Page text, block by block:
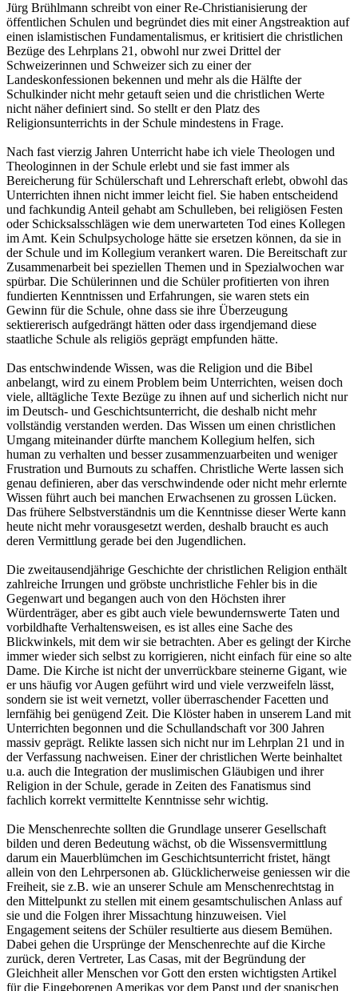
Jürg Brühlmann schreibt von einer Re-Christianisierung der
öffentlichen Schulen und begründet dies mit einer Angstreaktion auf
einen islamistischen Fundamentalismus, er kritisiert die christlichen
Bezüge des Lehrplans 21, obwohl nur zwei Drittel der
Schweizerinnen und Schweizer sich zu einer der
Landeskonfessionen bekennen und mehr als die Hälfte der
Schulkinder nicht mehr getauft seien und die christlichen Werte
nicht näher definiert sind. So stellt er den Platz des
Religionsunterrichts in der Schule mindestens in Frage.
Nach fast vierzig Jahren Unterricht habe ich viele Theologen und
Theologinnen in der Schule erlebt und sie fast immer als
Bereicherung für Schülerschaft und Lehrerschaft erlebt, obwohl das
Unterrichten ihnen nicht immer leicht fiel. Sie haben entscheidend
und fachkundig Anteil gehabt am Schulleben, bei religiösen Festen
oder Schicksalsschlägen wie dem unerwarteten Tod eines Kollegen
im Amt. Kein Schulpsychologe hätte sie ersetzen können, da sie in
der Schule und im Kollegium verankert waren. Die Bereitschaft zur
Zusammenarbeit bei speziellen Themen und in Spezialwochen war
spürbar. Die Schülerinnen und die Schüler profitierten von ihren
fundierten Kenntnissen und Erfahrungen, sie waren stets ein
Gewinn für die Schule, ohne dass sie ihre Überzeugung
sektiererisch aufgedrängt hätten oder dass irgendjemand diese
staatliche Schule als religiös geprägt empfunden hätte.
Das entschwindende Wissen, was die Religion und die Bibel
anbelangt, wird zu einem Problem beim Unterrichten, weisen doch
viele, alltägliche Texte Bezüge zu ihnen auf und sicherlich nicht nur
im Deutsch- und Geschichtsunterricht, die deshalb nicht mehr
vollständig verstanden werden. Das Wissen um einen christlichen
Umgang miteinander dürfte manchem Kollegium helfen, sich
human zu verhalten und besser zusammenzuarbeiten und weniger
Frustration und Burnouts zu schaffen. Christliche Werte lassen sich
genau definieren, aber das verschwindende oder nicht mehr erlernte
Wissen führt auch bei manchen Erwachsenen zu grossen Lücken.
Das frühere Selbstverständnis um die Kenntnisse dieser Werte kann
heute nicht mehr vorausgesetzt werden, deshalb braucht es auch
deren Vermittlung gerade bei den Jugendlichen.
Die zweitausendjährige Geschichte der christlichen Religion enthält
zahlreiche Irrungen und gröbste unchristliche Fehler bis in die
Gegenwart und begangen auch von den Höchsten ihrer
Würdenträger, aber es gibt auch viele bewundernswerte Taten und
vorbildhafte Verhaltensweisen, es ist alles eine Sache des
Blickwinkels, mit dem wir sie betrachten. Aber es gelingt der Kirche
immer wieder sich selbst zu korrigieren, nicht einfach für eine so alte
Dame. Die Kirche ist nicht der unverrückbare steinerne Gigant, wie
er uns häufig vor Augen geführt wird und viele verzweifeln lässt,
sondern sie ist weit vernetzt, voller überraschender Facetten und
lernfähig bei genügend Zeit. Die Klöster haben in unserem Land mit
Unterrichten begonnen und die Schullandschaft vor 300 Jahren
massiv geprägt. Relikte lassen sich nicht nur im Lehrplan 21 und in
der Verfassung nachweisen. Einer der christlichen Werte beinhaltet
u.a. auch die Integration der muslimischen Gläubigen und ihrer
Religion in der Schule, gerade in Zeiten des Fanatismus sind
fachlich korrekt vermittelte Kenntnisse sehr wichtig.
Die Menschenrechte sollten die Grundlage unserer Gesellschaft
bilden und deren Bedeutung wächst, ob die Wissensvermittlung
darum ein Mauerblümchen im Geschichtsunterricht fristet, hängt
allein von den Lehrpersonen ab. Glücklicherweise geniessen wir die
Freiheit, sie z.B. wie an unserer Schule am Menschenrechtstag in
den Mittelpunkt zu stellen mit einem gesamtschulischen Anlass auf
sie und die Folgen ihrer Missachtung hinzuweisen. Viel
Engagement seitens der Schüler resultierte aus diesem Bemühen.
Dabei gehen die Ursprünge der Menschenrechte auf die Kirche
zurück, deren Vertreter, Las Casas, mit der Begründung der
Gleichheit aller Menschen vor Gott den ersten wichtigsten Artikel
für die Eingeborenen Amerikas vor dem Papst und der spanischen